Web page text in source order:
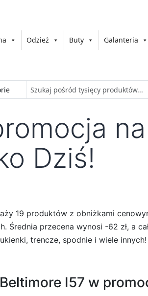
Odzież Buty Galanteria
Dziś!
19 produktów z obniżkami
przecena wynosi -62 zł, a
trencze, spodnie i wiele
I57 w